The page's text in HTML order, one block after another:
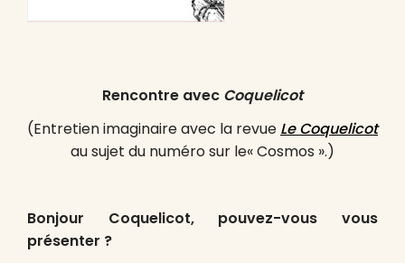
Rencontre avec Coquelicot
(Entretien imaginaire avec la revue Le Coquelicot
au sujet du numéro sur le« Cosmos ».)
Bonjour Coquelicot, pouvez-vous vous
présenter ?